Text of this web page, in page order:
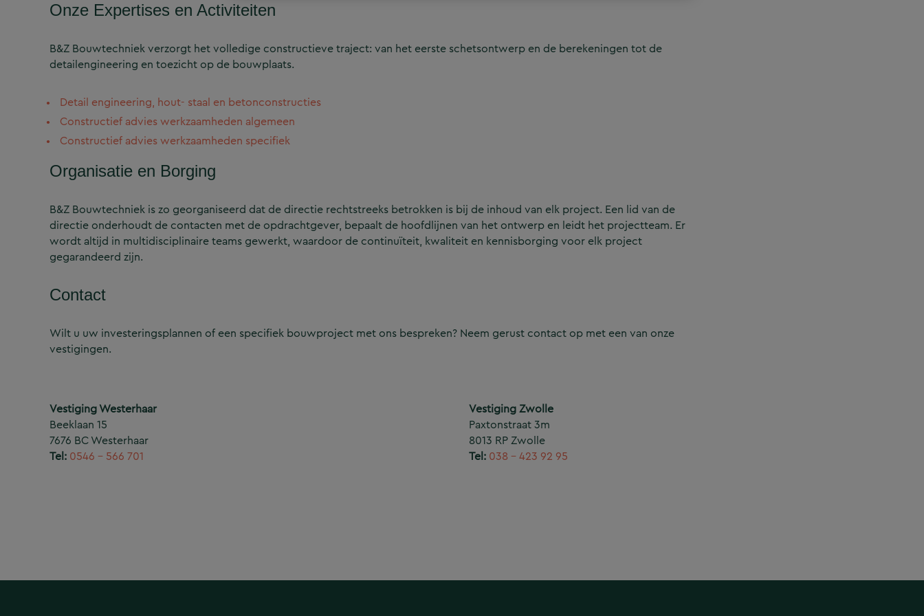
Onze Expertises en Activiteiten
B&Z Bouwtechniek verzorgt het volledige constructieve traject: van het eerste schetsontwerp en de berekeningen tot de
detailengineering en toezicht op de bouwplaats.
Detail engineering, hout- staal en betonconstructies
Constructief advies werkzaamheden algemeen
Constructief advies werkzaamheden specifiek
Organisatie en Borging
B&Z Bouwtechniek is zo georganiseerd dat de directie rechtstreeks betrokken is bij de inhoud van elk project. Een lid van de
directie onderhoudt de contacten met de opdrachtgever, bepaalt de hoofdlijnen van het ontwerp en leidt het projectteam. Er
wordt altijd in multidisciplinaire teams gewerkt, waardoor de continuïteit, kwaliteit en kennisborging voor elk project
gegarandeerd zijn.
Contact
Wilt u uw investeringsplannen of een specifiek bouwproject met ons bespreken? Neem gerust contact op met een van onze
vestigingen.
Vestiging Westerhaar
Beeklaan 15
7676 BC Westerhaar
Tel: 0546 – 566 701
Vestiging Zwolle
Paxtonstraat 3m
8013 RP Zwolle
Tel: 038 – 423 92 95